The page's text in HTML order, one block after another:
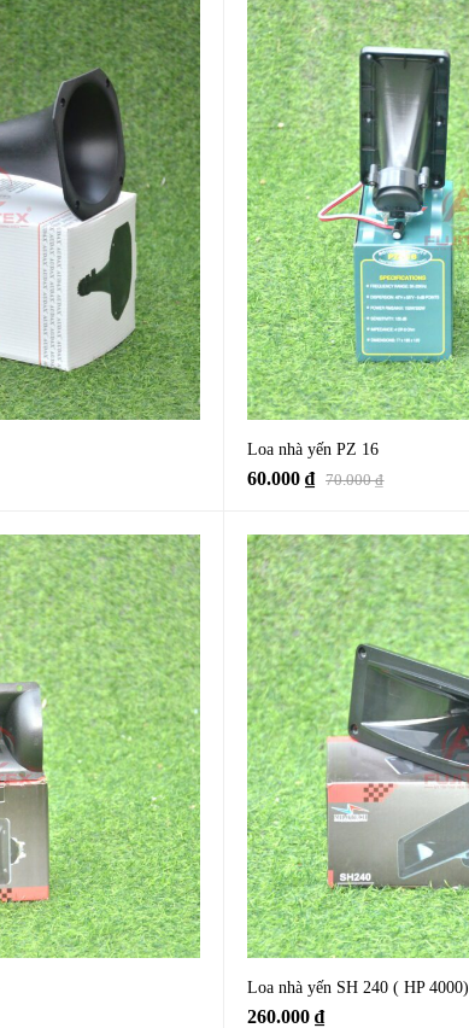
Loa nhà yến PZ 16
70.000₫
60.000₫
Loa nhà yến SH 240 ( HP 4000)
260.000₫